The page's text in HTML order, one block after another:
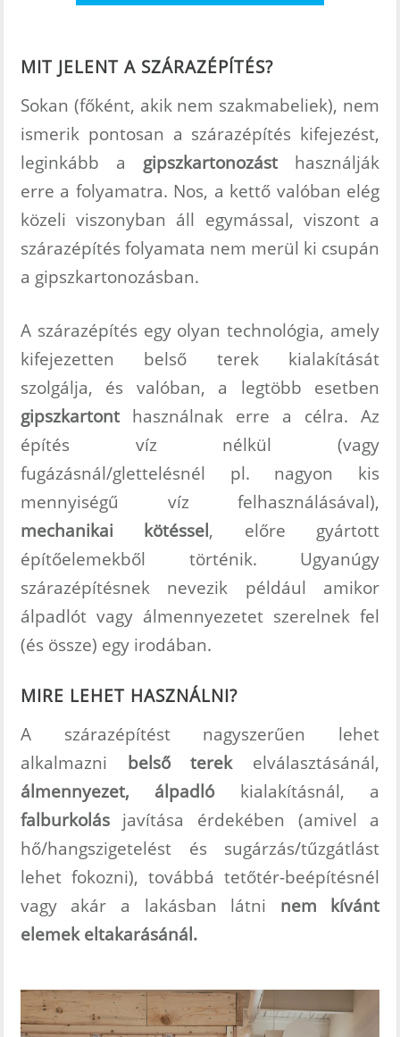
MIT JELENT A SZÁRAZÉPÍTÉS?
Sokan (főként, akik nem szakmabeliek), nem
ismerik pontosan a szárazépítés kifejezést,
leginkább a gipszkartonozást használják
erre a folyamatra. Nos, a kettő valóban elég
közeli viszonyban áll egymással, viszont a
szárazépítés folyamata nem merül ki csupán
a gipszkartonozásban.
A szárazépítés egy olyan technológia, amely
kifejezetten belső terek kialakítását
szolgálja, és valóban, a legtöbb esetben
gipszkartonthasználnak erre a célra. Az
építés víz nélkül (vagy
fugázásnál/glettelésnél pl. nagyon kis
mennyiségű víz felhasználásával),
mechanikai kötéssel, előre gyártott
építőelemekből történik. Ugyanúgy
szárazépítésnek nevezik például amikor
álpadlót vagy álmennyezetet szerelnek fel
(és össze) egy irodában.
MIRE LEHET HASZNÁLNI?
A szárazépítést nagyszerűen lehet
alkalmazni belső terekelválasztásánál,
álmennyezet, álpadlókialakításnál, a
falburkolásjavítása érdekében (amivel a
hő/hangszigetelést és sugárzás/tűzgátlást
lehet fokozni), továbbá tetőtér-beépítésnél
vagy akár a lakásban látni nem kívánt
elemek eltakarásánál.